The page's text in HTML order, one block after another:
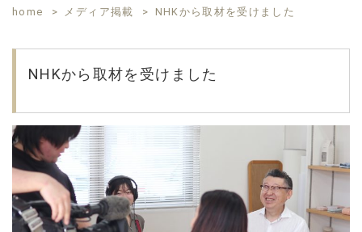
home > メディア掲載 > NHKから取材を受けました
NHKから取材を受けました